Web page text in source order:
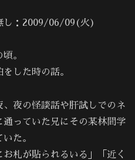
し：2009/06/09(火)
。
した時の話。
夜の怪談話や肝試しでのネ
通っていた兄にその某林間学
た。
札が貼られるいる」「近く